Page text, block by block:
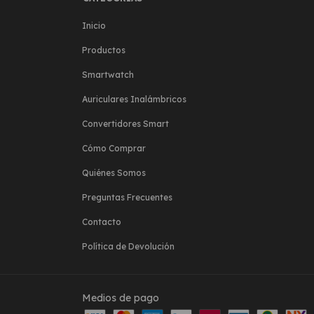
Inicio
Productos
Smartwatch
Auriculares Inalámbricos
Convertidores Smart
Cómo Comprar
Quiénes Somos
Preguntas Frecuentes
Contacto
Política de Devolución
Medios de pago